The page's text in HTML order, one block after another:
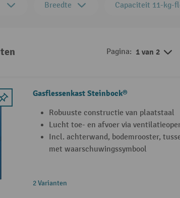
Breedte Capaciteit 11-kg-
Pagina: 1 van 2
Gasflessenkast Steinbock®
Robuuste constructie van plaatstaal
Lucht toe- en afvoer via
Incl. achterwand, bodemrooster,
met waarschuwingssymbool
2 Varianten